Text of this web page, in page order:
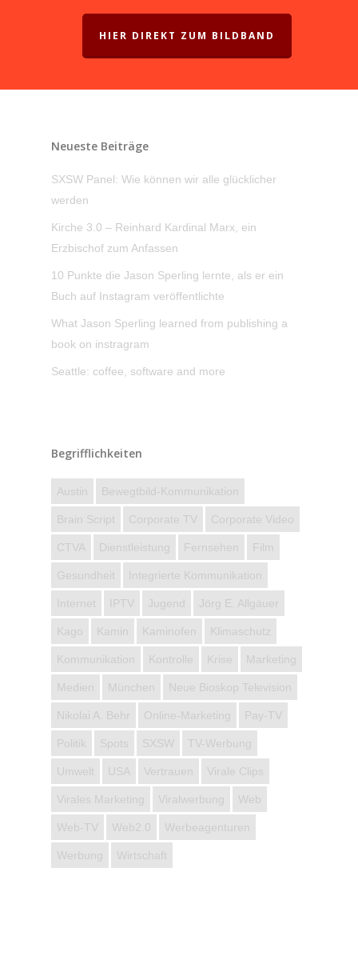
HIER DIREKT ZUM BILDBAND
Neueste Beiträge
SXSW Panel: Wie können wir alle glücklicher
werden
Kirche 3.0 – Reinhard Kardinal Marx, ein
Erzbischof zum Anfassen
10 Punkte die Jason Sperling lernte, als er ein
Buch auf Instagram veröffentlichte
What Jason Sperling learned from publishing a
book on instragram
Seattle: coffee, software and more
Begrifflichkeiten
Austin Bewegtbild-Kommunikation
Brain Script Corporate TV Corporate Video
CTVA Dienstleistung Fernsehen Film
Gesundheit Integrierte Kommunikation
Internet IPTV Jugend Jörg E. Allgäuer
Kago Kamin Kaminofen Klimaschutz
Kommunikation Kontrolle Krise Marketing
Medien München Neue Bioskop Television
Nikolai A. Behr Online-Marketing Pay-TV
Politik Spots SXSW TV-Werbung
Umwelt USA Vertrauen Virale Clips
Virales Marketing Viralwerbung Web
Web-TV Web2.0 Werbeagenturen
Werbung Wirtschaft